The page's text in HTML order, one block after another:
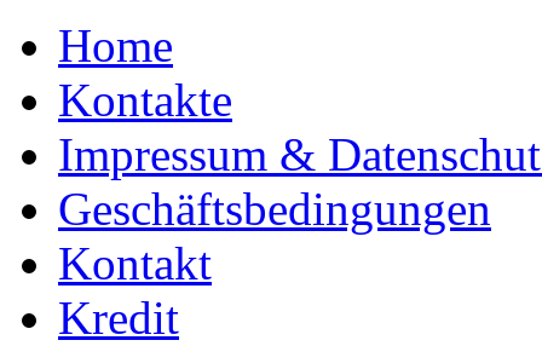
Home
Kontakte
Impressum &
Geschäftsbedingungen
Kontakt
Kredit